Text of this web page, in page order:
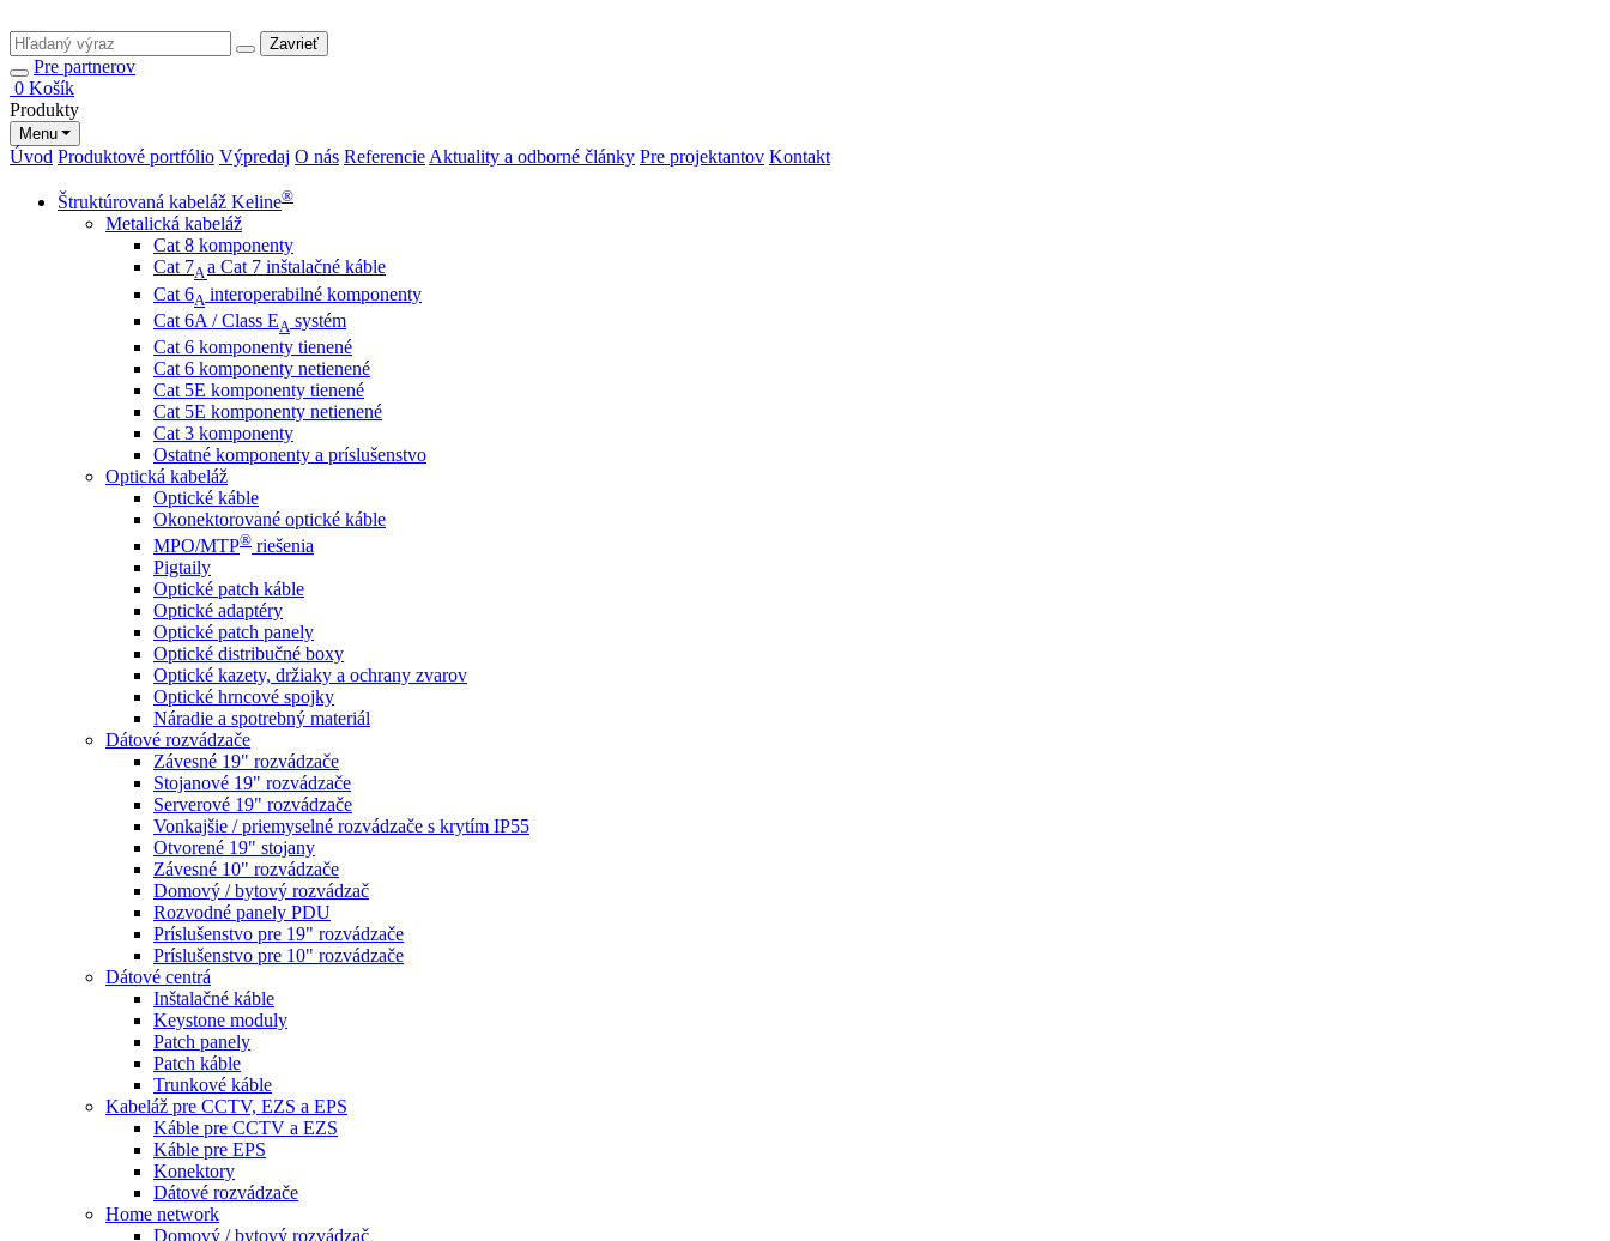
Zavrieť
Pre partnerov
0 Košík
Produkty
Menu
Úvod Produktové portfólio Výpredaj O nás Referencie Aktuality a odborné články Pre projektantov Kontakt
Štruktúrovaná kabeláž Keline®
Metalická kabeláž
Cat 8 komponenty
Cat 7Aa Cat 7 inštalačné káble
Cat 6A interoperabilné komponenty
Cat 6A / Class EA systém
Cat 6 komponenty tienené
Cat 6 komponenty netienené
Cat 5E komponenty tienené
Cat 5E komponenty netienené
Cat 3 komponenty
Ostatné komponenty a príslušenstvo
Optická kabeláž
Optické káble
Okonektorované optické káble
MPO/MTP® ​ riešenia
Pigtaily
Optické patch káble
Optické adaptéry
Optické patch panely
Optické distribučné boxy
Optické kazety, držiaky a ochrany zvarov
Optické hrncové spojky
Náradie a spotrebný materiál
Dátové rozvádzače
Závesné 19" rozvádzače
Stojanové 19" rozvádzače
Serverové 19" rozvádzače
Vonkajšie / priemyselné rozvádzače s krytím IP55
Otvorené 19" stojany
Závesné 10" rozvádzače
Domový / bytový rozvádzač
Rozvodné panely PDU
Príslušenstvo pre 19" rozvádzače
Príslušenstvo pre 10" rozvádzače
Dátové centrá
Inštalačné káble
Keystone moduly
Patch panely
Patch káble
Trunkové káble
Kabeláž pre CCTV, EZS a EPS
Káble pre CCTV a EZS
Káble pre EPS
Konektory
Dátové rozvádzače
Home network
Domový / bytový rozvádzač